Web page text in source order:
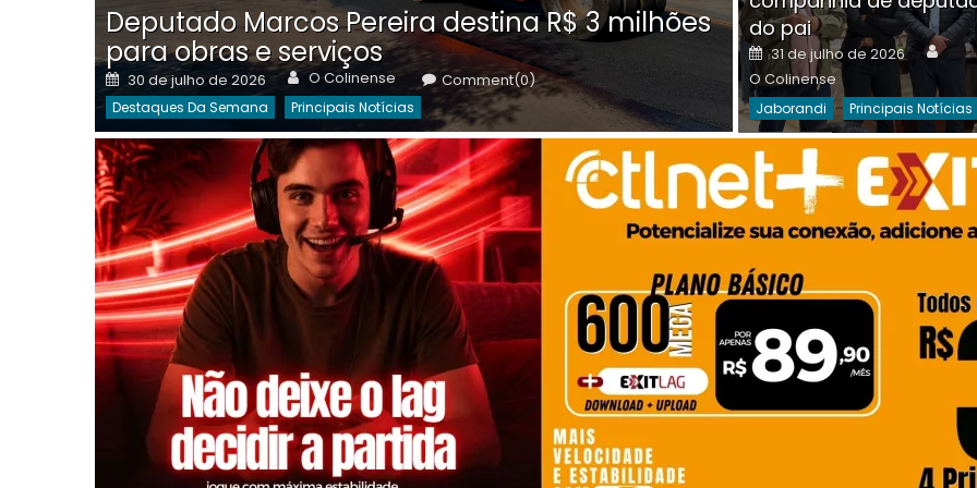
Deputado Marcos Pereira destina R$ 3 milhões
para obras e serviços
Posted
on
30 de julho de 2026 Author
O Colinense Comment(0)
Destaques Da Semana Principais Notícias
on
30 de julho de 2026 O
Destaques Da Semana
do pai
Posted
on
31 de julho de 2026
O Colinense
Jaborandi Principais Notícias